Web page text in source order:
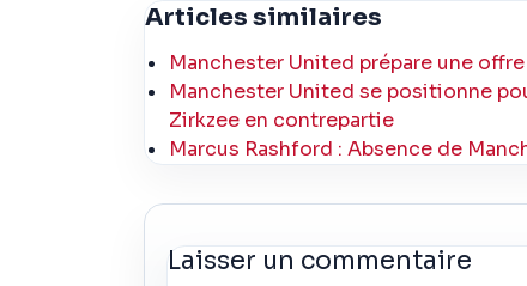
Articles similaires
Manchester United prépare une
Manchester United se positionne
Zirkzee en contrepartie
Marcus Rashford : Absence de
Laisser un commentaire